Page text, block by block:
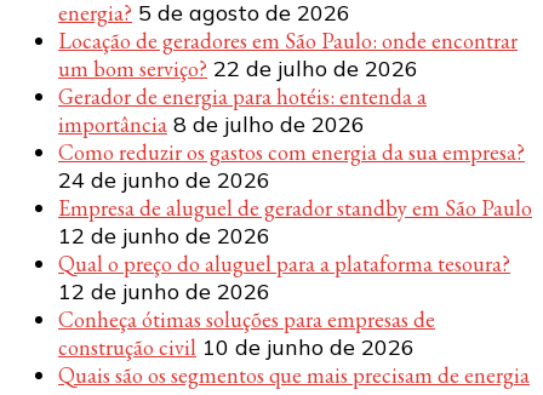
energia? 5 de agosto de 2026
Locação de geradores em São Paulo: onde encontrar
um bom serviço? 22 de julho de 2026
Gerador de energia para hotéis: entenda a
importância 8 de julho de 2026
Como reduzir os gastos com energia da sua empresa?
24 de junho de 2026
Empresa de aluguel de gerador standby em São Paulo
12 de junho de 2026
Qual o preço do aluguel para a plataforma tesoura?
12 de junho de 2026
Conheça ótimas soluções para empresas de
construção civil 10 de junho de 2026
Quais são os segmentos que mais precisam de energia